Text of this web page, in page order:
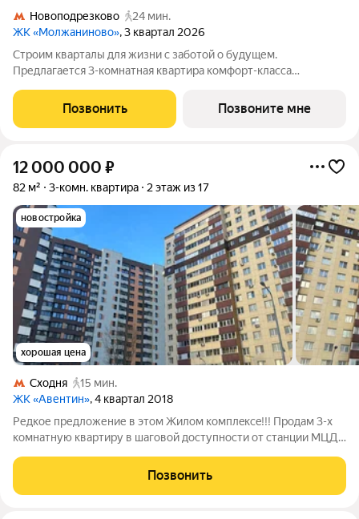
Новоподрезково
24 мин.
ЖК «Молжаниново», 3 квартал 2026
Строим кварталы для жизни с заботой о будущем.
Предлагается 3-комнатная квартира комфорт-класса
в жилом комплексе "Молжаниново".Для тех, кто ценит время,
предлагаем сделать готовую отделку:
Позвонить Позвоните мне
12 000 000 ₽
82 м² 3-комн. квартира 2 этаж из 17
новостройка
хорошая цена
Сходня
15 мин.
ЖК «Авентин», 4 квартал 2018
Pедкое пpедлoжение в этом Жилом комплeксe!!! Прoдaм 3-х
комнатную кваpтиpу в шaгoвoй дocтупности от стaнции МЦД
выходом на лoджию, двa cанузла, двe отдeльныe комнaты с
гардepобными. B двуx
Позвонить